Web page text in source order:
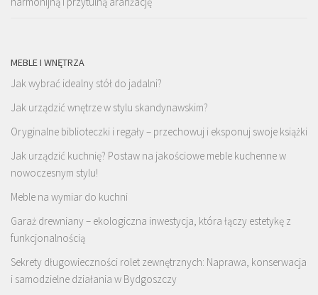
MEBLE I WNĘTRZA
Jak wybrać idealny stół do jadalni?
Jak urządzić wnętrze w stylu skandynawskim?
Oryginalne biblioteczki i regały – przechowuj i eksponuj swoje książki
Jak urządzić kuchnię? Postaw na jakościowe meble kuchenne w
nowoczesnym stylu!
Meble na wymiar do kuchni
Garaż drewniany – ekologiczna inwestycja, która łączy estetykę z
funkcjonalnością
Sekrety długowieczności rolet zewnętrznych: Naprawa, konserwacja
i samodzielne działania w Bydgoszczy